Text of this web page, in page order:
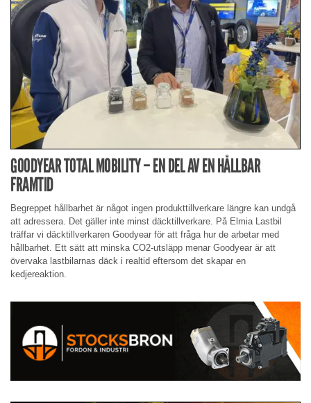
GOODYEAR TOTAL MOBILITY – EN DEL AV EN HÅLLBAR
FRAMTID
Begreppet hållbarhet är något ingen produkttillverkare längre kan undgå
att adressera. Det gäller inte minst däcktillverkare. På Elmia Lastbil
träffar vi däcktillverkaren Goodyear för att fråga hur de arbetar med
hållbarhet. Ett sätt att minska CO2-utsläpp menar Goodyear är att
övervaka lastbilarnas däck i realtid eftersom det skapar en
kedjereaktion.